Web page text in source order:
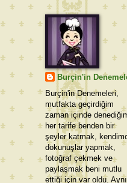
Burçin'in
Burçin'in Denemeleri,
mutfakta geçirdiğim
zaman içinde
her tarife benden bir
şeyler katmak,
dokunuşlar yapmak,
fotoğraf çekmek ve
paylaşmak beni mutlu
ettiği için var oldu. Aynı